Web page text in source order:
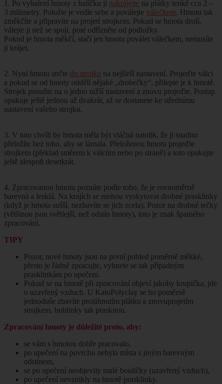
1. Po vybalení hmoty z balíčku ji nakrájejte na plátky tenké cca 2 –
3 milimetry. Položte je vedle sebe a poválejte válečkem. Hmotu tak
změkčíte a připravíte na projetí strojkem. Pokud se hmota drolí,
válejte ji než se spojí, poté odřízněte od podložky.
Pokud je hmota měkčí, stačí jen hmotu poválet válečkem, nemusíte
ji krájet.
2. Nyní hmotu strčte do strojku na nejširší nastavení. Projeďte válci
a pokud se od hmoty oddělí nějaké „drobečky“, přilepte je k hmotě.
Strojek posuňte na o jedno nižší nastavení a znovu projeďte. Postup
opakuje ještě jednou až dvakrát, až se dostanete ke střednímu
nastavení vašeho strojku.
3. V tuto chvíli by hmota měla být vláčná natolik, že ji snadno
přeložíte bez toho, aby se lámala. Přeloženou hmotu projeďte
strojkem (překlad směrem k válcům nebo po straně) a toto opakujte
ještě alespoň desetkrát.
4. Zpracovanou hmotu poznáte podle toho, že je rovnoměrně
barevná a lesklá. Na krajích se mohou vyskytovat drobné prasklinky
(když je hmota sušší, nezbavíte se jich zcela). Pozor na drobné tečky
(většinou jsou světlejší, než odstín hmoty), toto je znak špatného
zpracování.
TIPY
Pozor, nové hmoty jsou na první pohled poměrně měkké,
přesto je řádně zpracujte, vyhnete se tak případným
prasklinkám po upečení.
Pokud se na hmotě při zpracování objeví jakoby krupička, jde
o uzavřený vzduch. U KatoPolyclay se ho poměrně
jednoduše zbavíte protáhnutím plátku a znovuprojetím
strojkem, bublinky tak prasknou.
Zpracování hmoty je důležité proto, aby:
se vám s hmotou dobře pracovalo,
po upečení na povrchu nebyla místa s jiným barevným
odstínem,
se po upečení neobjevily malé bouličky (uzavřený vzduch),
po upečení nevznikly na hmotě prasklinky.